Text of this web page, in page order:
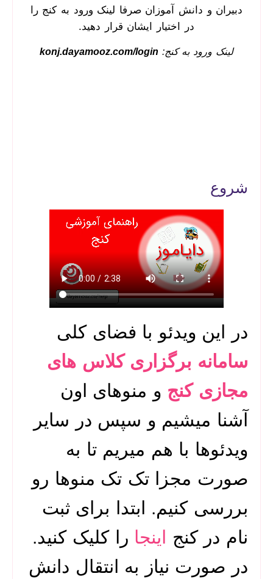
دبیران و دانش آموزانصرفا لینک ورود به کنج را
در اختیار ایشان قرار دهید.
لینک ورود به کنج: konj.dayamooz.com/login
شروع
در این ویدئو با فضای کلی
سامانه برگزاری کلاس های
مجازی کنج و منوهای اون
آشنا میشیم و سپس در سایر
ویدئوها با هم میریم تا به
صورت مجزا تک تک منوها رو
بررسی کنیم. ابتدا برای ثبت
نام در کنج اینجا را کلیک کنید.
در صورت نیاز به انتقال دانش